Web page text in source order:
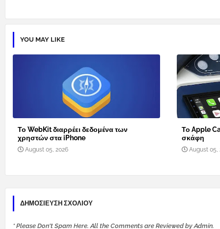
YOU MAY LIKE
Το WebKit διαρρέει δεδομένα των
χρηστών στα iPhone
August 05, 2026
Το Apple
σκάφη
August 05,
ΔΗΜΟΣΊΕΥΣΗ ΣΧΟΛΊΟΥ
* Please Don't Spam Here. All the Comments are Reviewed by Admin.